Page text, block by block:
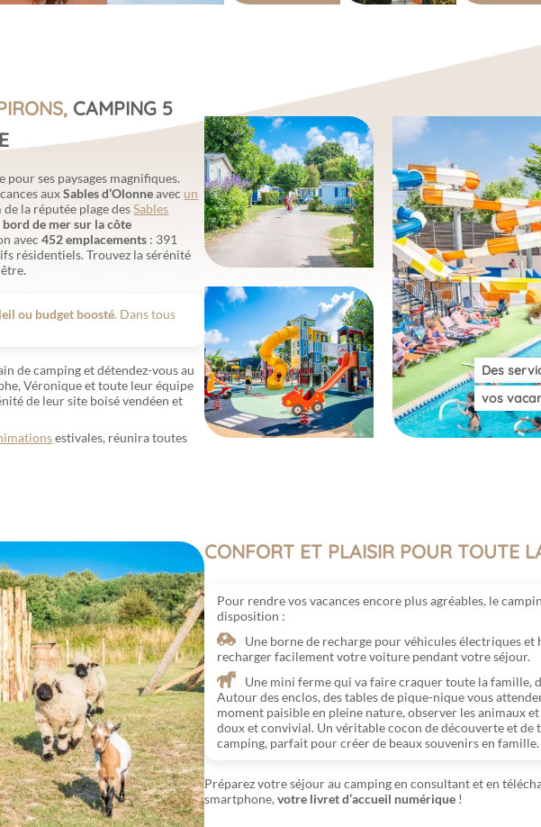
CAMPING 5
pour ses paysages magnifiques.
auxSables d’Olonneavec un
de la réputée plage desSables
de mer sur la côte
avec 452 emplacements : 391
résidentiels. Trouvez la sérénité
ou budget boosté. Dans tous
de camping et détendez-vous au
Véronique et toute leur équipe
de leur site boisé vendéen et
estivales, réunira toutes
Des
vos
CONFORT ET PLAISIR POUR TOUTE
Pour rendre vos vacances encore plus agréables, le
disposition :
Une borne de recharge pour véhicules électriques
recharger facilement votre voiture pendant votre séjour.
Une mini ferme qui va faire craquer toute la famille,
Autour des enclos, des tables de pique-nique vous
moment paisible en pleine nature, observer les animaux
doux et convivial. Un véritable cocon de découverte et de
camping, parfait pour créer de beaux souvenirs en famille.
Préparez votre séjour au camping en consultant et en
smartphone, votre livret d’accueil numérique !